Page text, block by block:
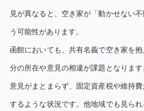
見が異なると、空き家が「動かせない
う可能性があります。
函館においても、共有名義で空き家を
分の所在や意見の相違が課題となりま
意見がまとまらず、固定資産税や維持
するような状況です。他地域でも見ら